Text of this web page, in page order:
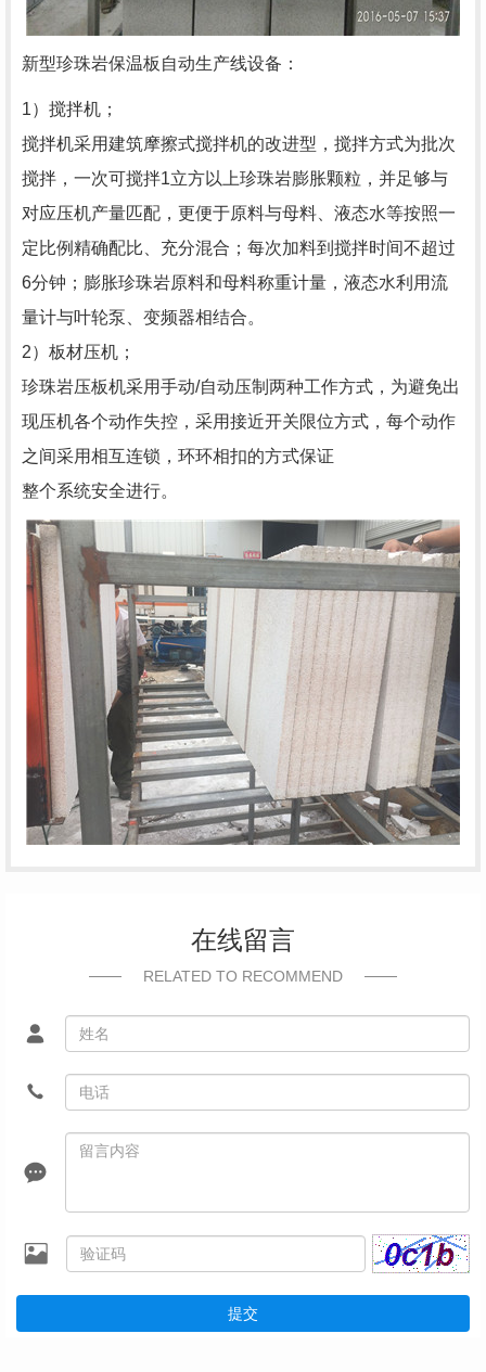
新型珍珠岩保温板自动生产线设备：
1）搅拌机；
搅拌机采用建筑摩擦式搅拌机的改进型，搅拌方式为批次
搅拌，一次可搅拌1立方以上珍珠岩膨胀颗粒，并足够与
对应压机产量匹配，更便于原料与母料、液态水等按照一
定比例精确配比、充分混合；每次加料到搅拌时间不超过
6分钟；膨胀珍珠岩原料和母料称重计量，液态水利用流
量计与叶轮泵、变频器相结合。
2）板材压机；
珍珠岩压板机采用手动/自动压制两种工作方式，为避免出
现压机各个动作失控，采用接近开关限位方式，每个动作
之间采用相互连锁，环环相扣的方式保证
整个系统安全进行。
在线留言
RELATED TO RECOMMEND
提交